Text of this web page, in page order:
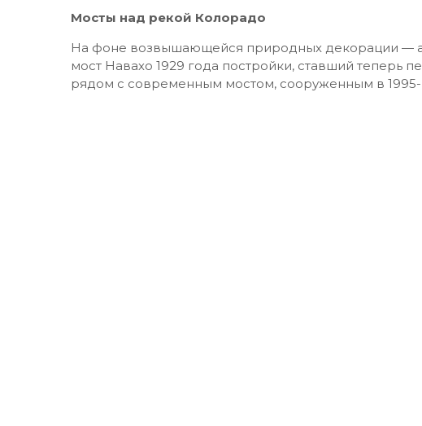
Мосты над рекой Колорадо
На фоне возвышающейся природных декорации —
мост Навахо 1929 года постройки, ставший теперь
рядом с современным мостом, сооруженным в 1995-